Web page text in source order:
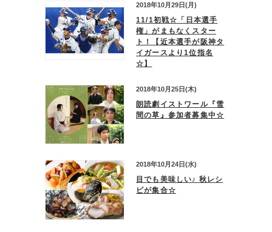
2018年10月29日(月)
11/1初戦☆「日本選手
権」がまもなくスター
ト！【近本選手が阪神タ
イガースより1位指名
☆】
2018年10月25日(木)
朗読劇イストワール『雪
間の草』参加者募集中☆
2018年10月24日(水)
目でも美味しい♪ 秋レシ
ピが集合☆